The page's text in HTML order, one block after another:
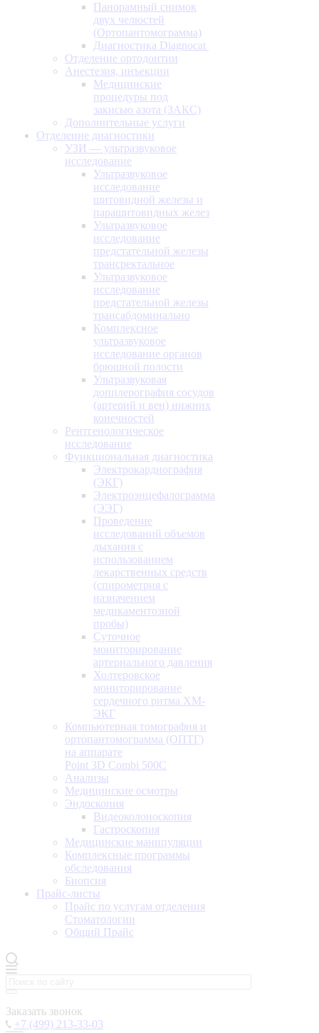
Панорамный снимок
двух челюстей
(Ортопантомограмма)
Диагностика Diagnocat
Отделение ортодонтии
Анестезия, инъекции
Медицинские
процедуры под
закисью азота (ЗАКС)
Дополнительные услуги
Отделение диагностики
УЗИ — ультразвуковое
исследование
Ультразвуковое
исследование
щитовидной железы и
паращитовидных желез
Ультразвуковое
исследование
предстательной железы
трансректальное
Ультразвуковое
исследование
предстательной железы
трансабдоминально
Комплексное
ультразвуковое
исследование органов
брюшной полости
Ультразвуковая
допплерография сосудов
(артерий и вен) нижних
конечностей
Рентгенологическое
исследование
Функциональная диагностика
Электрокардиография
(ЭКГ)
Электроэнцефалограмма
(ЭЭГ)
Проведение
исследований объемов
дыхания с
использованием
лекарственных средств
(спирометрия с
назначением
медикаментозной
пробы)
Суточное
мониторирование
артериального давления
Холтеровское
мониторирование
сердечного ритма ХМ-
ЭКГ
Компьютерная томография и
ортопантомограмма (ОПТГ)
на аппарате
Point 3D Combi 500C
Анализы
Медицинские осмотры
Эндоскопия
Видеоколоноскопия
Гастроскопия
Медицинские манипуляции
Комплексные программы
обследования
Биопсия
Прайс-листы
Прайс по услугам отделения
Стоматологии
Общий Прайс
Заказать звонок
+7 (499) 213-33-03